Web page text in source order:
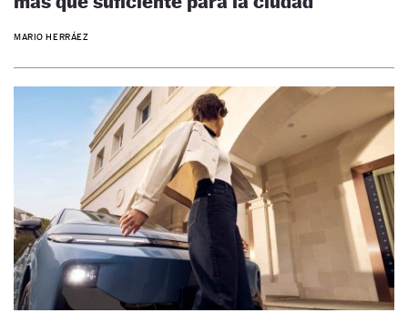
MARIO HERRÁEZ